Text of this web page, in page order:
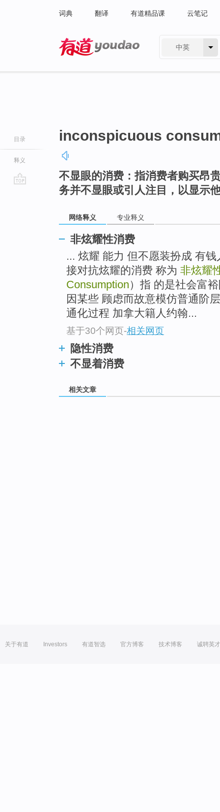
词典 翻译 有道精品课 云笔记
中英
目录
释义
inconspicuous
不显眼的消费：指消费者购买昂
务并不显眼或引人注目，以显示
网络释义 专业释义
非炫耀性消费
... 炫耀 能力 但不愿装扮成 有
接对抗炫耀的消费 称为 非炫耀
Consumption）指 的是社会富
因某些 顾虑而故意模仿普通阶
通化过程 加拿大籍人约翰...
基于30个网页-相关网页
隐性消费
不显着消费
相关文章
关于有道 Investors 有道智选 官方博客 技术博客 诚聘英才